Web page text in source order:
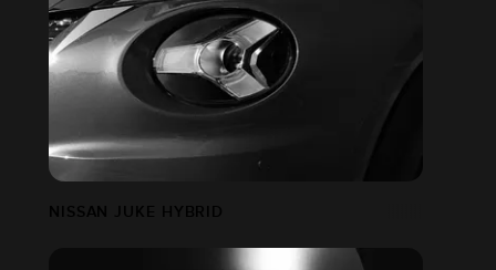
NISSAN JUKE HYBRID